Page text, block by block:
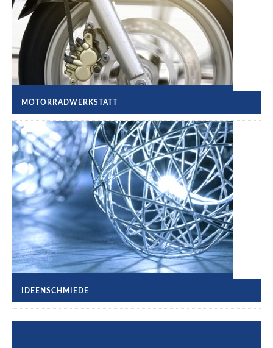
MOTORRADWERKSTATT
IDEENSCHMIEDE